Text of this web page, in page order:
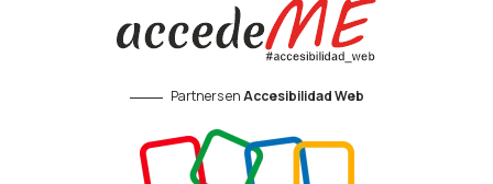
Partners enAccesibilidad Web